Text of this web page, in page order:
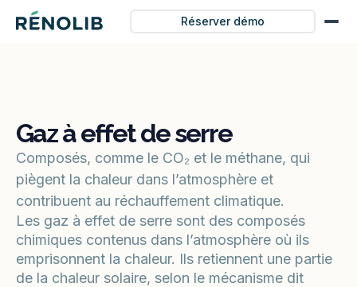
Réserver démo
Gaz à effet de serre
Composés, comme le CO₂ et le méthane, qui
piègent la chaleur dans l’atmosphère et
contribuent au réchauffement climatique.
Les gaz à effet de serre sont des composés
chimiques contenus dans l’atmosphère où ils
emprisonnent la chaleur. Ils retiennent une partie
de la chaleur solaire, selon le mécanisme dit